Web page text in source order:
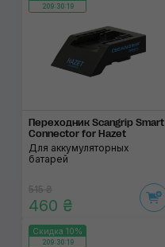
209:30:19
Переходник Scangrip Smart
Connector for Hazet
Для аккумуляторных
батарей
515 ₴
460 ₴
Скидка 10%
209:30:19